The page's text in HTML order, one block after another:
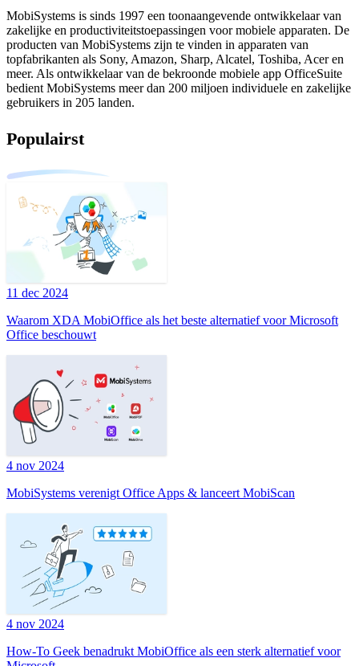
MobiSystems is sinds 1997 een toonaangevende ontwikkelaar van
zakelijke en productiviteitstoepassingen voor mobiele apparaten. De
producten van MobiSystems zijn te vinden in apparaten van
topfabrikanten als Sony, Amazon, Sharp, Alcatel, Toshiba, Acer en
meer. Als ontwikkelaar van de bekroonde mobiele app OfficeSuite
bedient MobiSystems meer dan 200 miljoen individuele en zakelijke
gebruikers in 205 landen.
Populairst
11 dec 2024
Waarom XDA MobiOffice als het beste alternatief voor Microsoft
Office beschouwt
4 nov 2024
MobiSystems verenigt Office Apps & lanceert MobiScan
4 nov 2024
How-To Geek benadrukt MobiOffice als een sterk alternatief voor